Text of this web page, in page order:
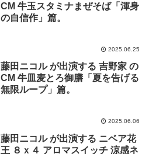
CM 牛玉スタミナまぜそば「渾身
の自信作」篇。
2025.06.25
藤田ニコル が出演する 吉野家 の
CM 牛皿麦とろ御膳「夏を告げる
無限ループ」篇。
2025.06.06
藤田ニコル が出演する ニベア花
王 ８ｘ４ アロマスイッチ 涼感ネ